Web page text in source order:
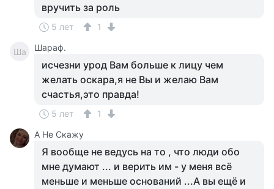
вручить за роль
5 лет 1
Ша Шараф.
исчезни урод Вам больше к лицу чем
желать оскара,я не Вы и желаю Вам
счастья,это правда!
5 лет
1
А Не Скажу
Я вообще не ведусь на то , что люди обо
мне думают ... и верить им - у меня всё
меньше и меньше оснований ...А вы ещё и